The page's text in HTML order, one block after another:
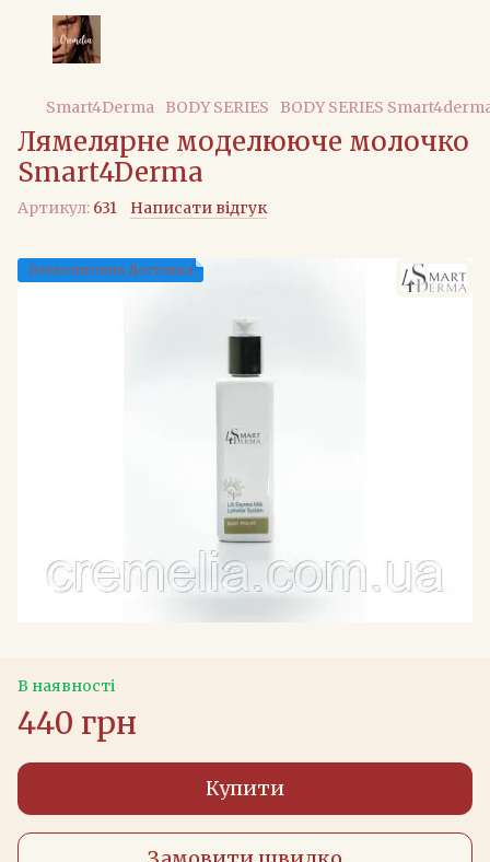
Smart4Derma BODY SERIES BODY SERIES
Лямелярне моделююче молочко
Smart4Derma
Артикул: 631 Написати відгук
Безкоштовна Доставка
В наявності
440 грн
Купити